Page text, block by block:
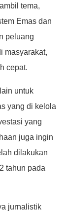
tema,
Emas dan
peluang
masyarakat,
cepat.
untuk
yang di kelola
yang
juga ingin
dilakukan
tahun pada
jurnalistik